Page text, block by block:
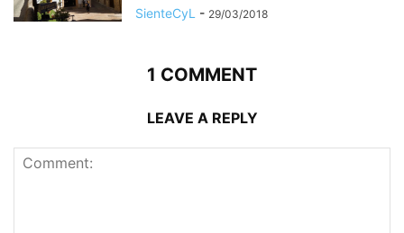
SienteCyL - 29/03/2018
1 COMMENT
LEAVE A REPLY